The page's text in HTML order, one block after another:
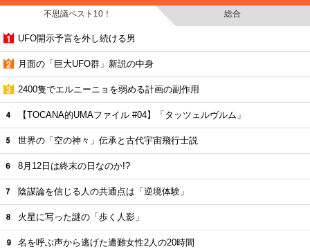
不思議ベスト10！ 総合
UFO開示予言を外し続ける男
月面の「巨大UFO群」新説の中身
2400隻でエルニーニョを弱める計画の副作用
【TOCANA的UMAファイル #04】「タッツェルヴルム」
世界の「空の神々」伝承と古代宇宙飛行士説
8月12日は終末の日なのか!?
陰謀論を信じる人の共通点は「逆境体験」
火星に写った謎の「歩く人影」
名を呼ぶ声から逃げた遭難女性2人の20時間